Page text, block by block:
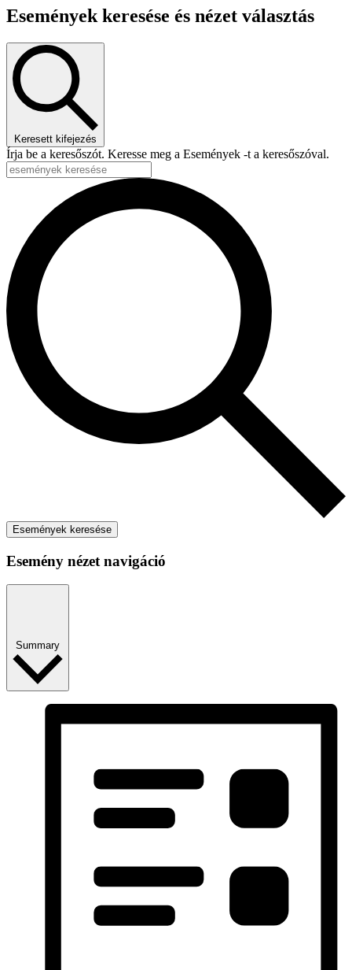
Események keresése és nézet választás
Keresett kifejezés
Írja be a keresőszót. Keresse meg a Események -t a keresőszóval.
Események keresése
Esemény nézet navigáció
Summary